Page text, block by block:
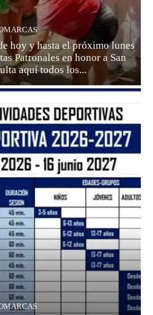
hoy y hasta el próximo lunes
Patronales en honor a San
aquí todos los...